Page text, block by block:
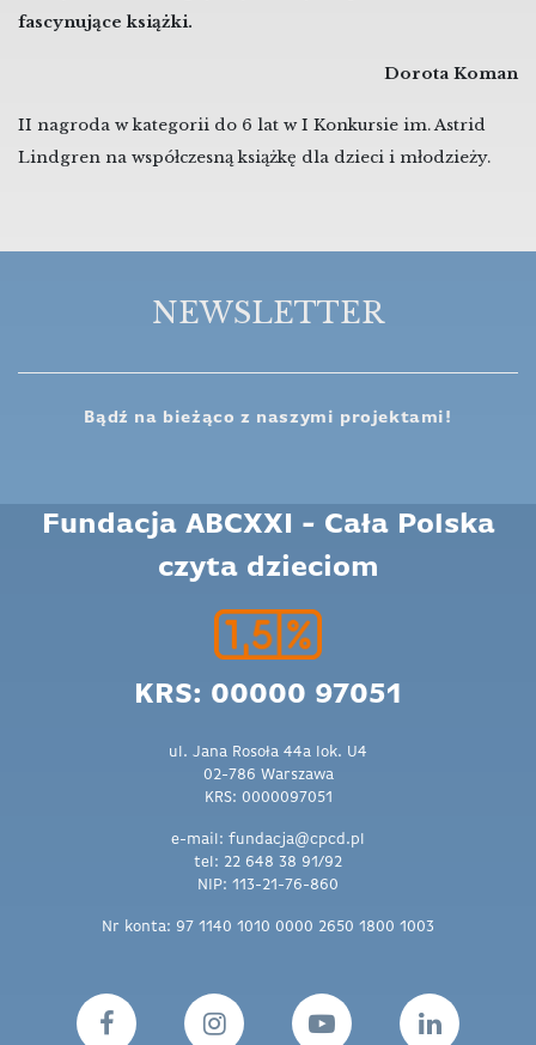
fascynujące książki.
Dorota Koman
II nagroda w kategorii do 6 lat w I Konkursie im. Astrid
Lindgren na współczesną książkę dla dzieci i młodzieży.
NEWSLETTER
Bądź na bieżąco z naszymi projektami!
Fundacja ABCXXI - Cała Polska
czyta dzieciom
KRS: 00000 97051
ul. Jana Rosoła 44a lok. U4
02-786 Warszawa
KRS: 0000097051
e-mail: fundacja@cpcd.pl
tel: 22 648 38 91/92
NIP: 113-21-76-860
Nr konta: 97 1140 1010 0000 2650 1800 1003